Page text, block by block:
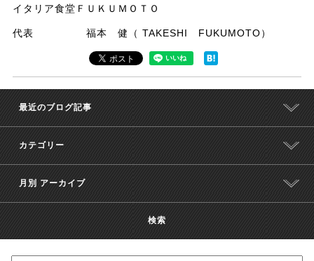
イタリア食堂ＦＵＫＵＭＯＴＯ
代表 福本 健（ TAKESHI FUKUMOTO）
最近のブログ記事
カテゴリー
月別 アーカイブ
検索